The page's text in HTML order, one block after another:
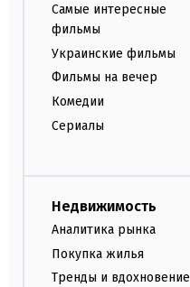
Самые интересные
фильмы
Украинские фильмы
Фильмы на вечер
Комедии
Сериалы
Недвижимость
Аналитика рынка
Покупка жилья
Тренды и вдохновение